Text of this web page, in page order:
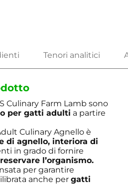
Culinary Farm Lamb sono
per gatti adulti a partire
Culinary Agnello è
di agnello, interiora di
in grado di fornire
l’organismo.
per garantire
anche per gatti